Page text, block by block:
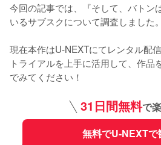
今回の記事では、『そして、バトン
いるサブスクについて調査しました。
現在本作はU-NEXTにてレンタル配
トライアルを上手に活用して、作品
でみてください！
31日間無料で
無料でU-NEXTで